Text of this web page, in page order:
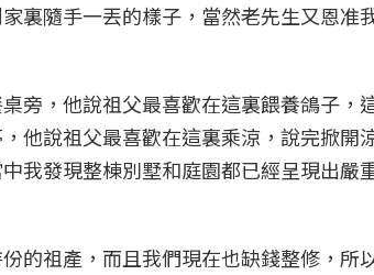
裏隨手一丟的樣子，當然老先生又恩准
旁，他說祖父最喜歡在這裏餵養鴿子，
他說祖父最喜歡在這裏乘涼，說完掀開
我發現整棟別墅和庭園都已經呈現出嚴
的祖產，而且我們現在也缺錢整修，所